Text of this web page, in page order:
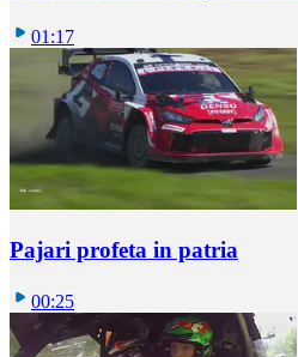
01:17
Pajari profeta in patria
00:25